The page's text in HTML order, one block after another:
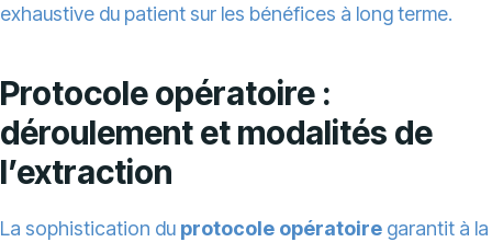
exhaustive du patient sur les bénéfices à long terme.
Protocole opératoire :
déroulement et modalités de
l’extraction
La sophistication du protocole opératoire garantit à la